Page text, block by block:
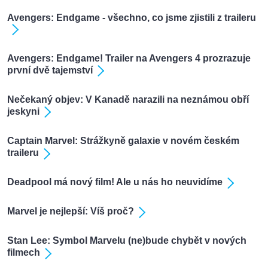
Avengers: Endgame - všechno, co jsme zjistili z traileru
Avengers: Endgame! Trailer na Avengers 4 prozrazuje
první dvě tajemství
Nečekaný objev: V Kanadě narazili na neznámou obří
jeskyni
Captain Marvel: Strážkyně galaxie v novém českém
traileru
Deadpool má nový film! Ale u nás ho neuvidíme
Marvel je nejlepší: Víš proč?
Stan Lee: Symbol Marvelu (ne)bude chybět v nových
filmech